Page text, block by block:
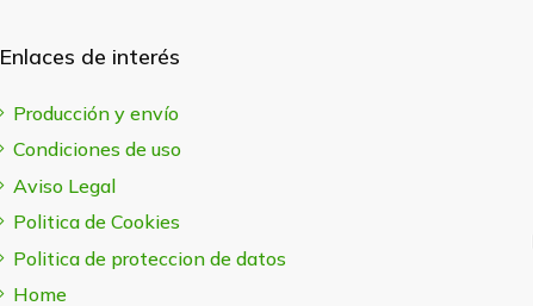
Enlaces de interés
Producción y envío
Condiciones de uso
Aviso Legal
Politica de Cookies
Politica de proteccion de datos
Home